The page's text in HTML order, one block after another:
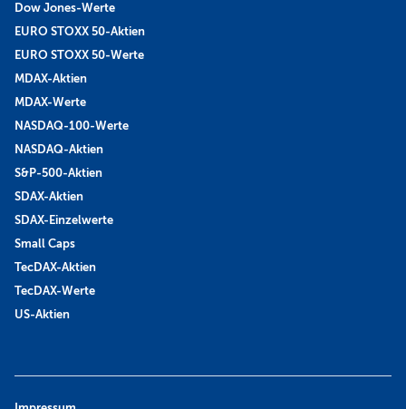
Dow Jones-Werte
EURO STOXX 50-Aktien
EURO STOXX 50-Werte
MDAX-Aktien
MDAX-Werte
NASDAQ-100-Werte
NASDAQ-Aktien
S&P-500-Aktien
SDAX-Aktien
SDAX-Einzelwerte
Small Caps
TecDAX-Aktien
TecDAX-Werte
US-Aktien